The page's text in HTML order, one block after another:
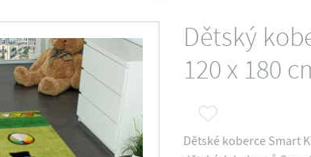
Dětský
120 x 180
Dětské koberce Smart